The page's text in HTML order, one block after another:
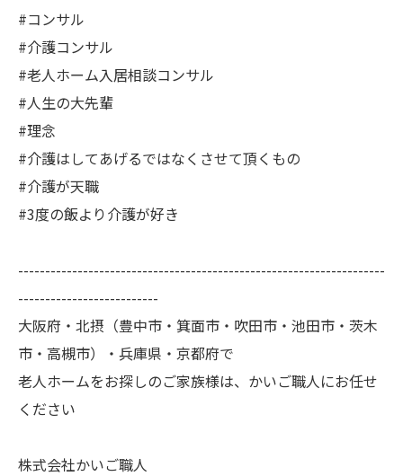
#コンサル
#介護コンサル
#老人ホーム入居相談コンサル
#人生の大先輩
#理念
#介護はしてあげるではなくさせて頂くもの
#介護が天職
#3度の飯より介護が好き
--------------------------------------------------------------------
--------------------------
大阪府・北摂（豊中市・箕面市・吹田市・池田市・茨木
市・高槻市）・兵庫県・京都府で
老人ホームをお探しのご家族様は、かいご職人にお任せ
ください
株式会社かいご職人